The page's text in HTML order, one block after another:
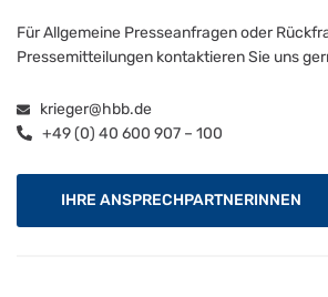
Für Allgemeine Presseanfragen oder
Pressemitteilungen kontaktieren Sie uns
krieger@hbb.de
+49 (0) 40 600 907 – 100
IHRE ANSPRECHPARTNERINNEN